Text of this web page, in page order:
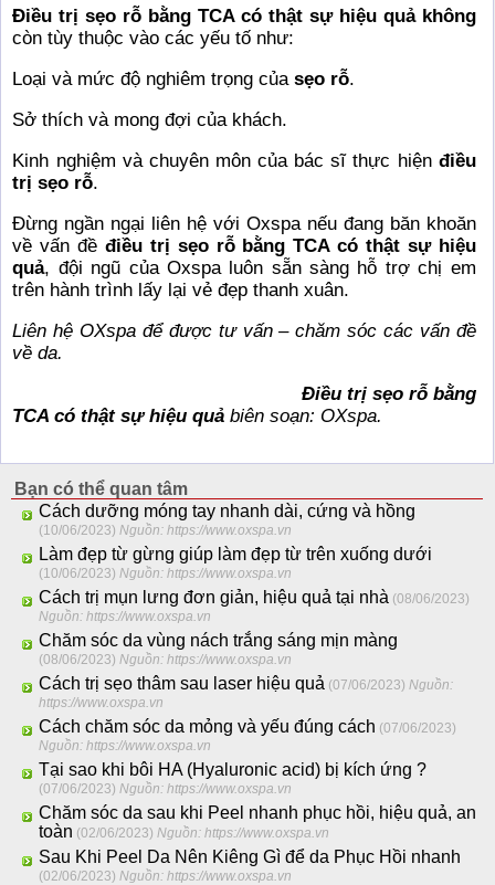
Điều trị sẹo rỗ bằng TCA có thật sự hiệu quả không
còn tùy thuộc vào các yếu tố như:
Loại và mức độ nghiêm trọng củasẹo rỗ.
Sở thích và mong đợi của khách.
Kinh nghiệm và chuyên môn của bác sĩ thực hiện điều
trị sẹo rỗ.
Đừng ngần ngại liên hệ với Oxspa nếu đang băn khoăn
về vấn đề điều trị sẹo rỗ bằng TCA có thật sự hiệu
quả, đội ngũ của Oxspa luôn sẵn sàng hỗ trợ chị em
trên hành trình lấy lại vẻ đẹp thanh xuân.
Liên hệ OXspa để được tư vấn – chăm sóc các vấn đề
về da.
Điều trị sẹo rỗ bằng
TCA có thật sự hiệu quảbiên soạn: OXspa.
Bạn có thể quan tâm
Cách dưỡng móng tay nhanh dài, cứng và hồng
(10/06/2023)Nguồn: https://www.oxspa.vn
Làm đẹp từ gừng giúp làm đẹp từ trên xuống dưới
(10/06/2023)Nguồn: https://www.oxspa.vn
Cách trị mụn lưng đơn giản, hiệu quả tại nhà (08/06/2023)
Nguồn: https://www.oxspa.vn
Chăm sóc da vùng nách trắng sáng mịn màng
(08/06/2023)Nguồn: https://www.oxspa.vn
Cách trị sẹo thâm sau laser hiệu quả (07/06/2023)Nguồn:
https://www.oxspa.vn
Cách chăm sóc da mỏng và yếu đúng cách (07/06/2023)
Nguồn: https://www.oxspa.vn
Tại sao khi bôi HA (Hyaluronic acid) bị kích ứng ?
(07/06/2023)Nguồn: https://www.oxspa.vn
Chăm sóc da sau khi Peel nhanh phục hồi, hiệu quả, an
toàn (02/06/2023)Nguồn: https://www.oxspa.vn
Sau Khi Peel Da Nên Kiêng Gì để da Phục Hồi nhanh
(02/06/2023)Nguồn: https://www.oxspa.vn